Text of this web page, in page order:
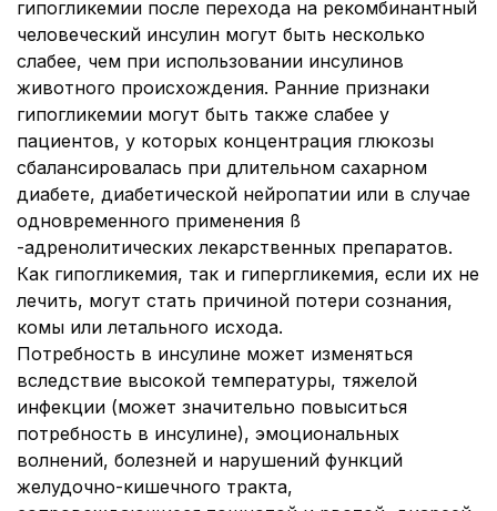
гипогликемии после перехода на рекомбинантный
человеческий инсулин могут быть несколько
слабее, чем при использовании инсулинов
животного происхождения. Ранние признаки
гипогликемии могут быть также слабее у
пациентов, у которых концентрация глюкозы
сбалансировалась при длительном сахарном
диабете, диабетической нейропатии или в случае
одновременного применения ß
-адренолитических лекарственных препаратов.
Как гипогликемия, так и гипергликемия, если их не
лечить, могут стать причиной потери сознания,
комы или летального исхода.
Потребность в инсулине может изменяться
вследствие высокой температуры, тяжелой
инфекции (может значительно повыситься
потребность в инсулине), эмоциональных
волнений, болезней и нарушений функций
желудочно-кишечного тракта,